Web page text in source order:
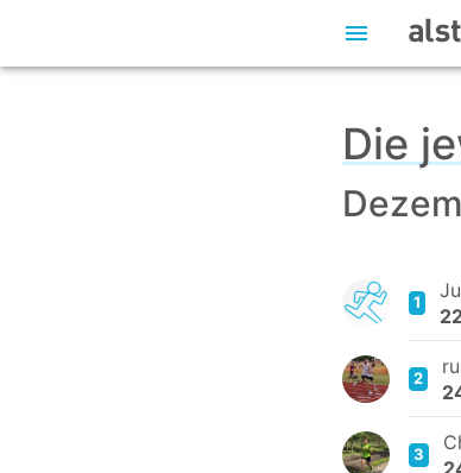
Die
1
2
3